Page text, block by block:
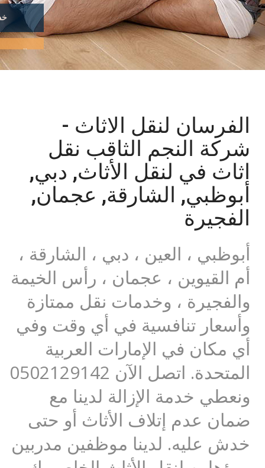
التعرف
الفرسان لنقل الاثاث -
شركة النجم الثاقب نقل
اثاث في لنقل الأثاث, دبي,
أبوظبي, الشارقة, عجمان,
الفجيرة
أبوظبي ، العين ، دبي ، الشارقة ،
أم القيوين ، عجمان ، رأس الخيمة
والفجيرة ، وخدمات نقل ممتازة
وأسعار تنافسية في أي وقت وفي
أي مكان في الإمارات العربية
المتحدة. اتصل الآن 0502129142
ونعطي خدمة الإزالة لدينا مع
ضمان عدم إتلاف الأثاث أو حتى
خدش عليه. لدينا موظفين مدربين